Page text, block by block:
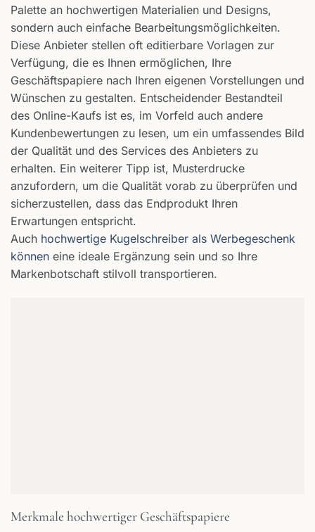
Palette an hochwertigen Materialien und Designs,
sondern auch einfache Bearbeitungsmöglichkeiten.
Diese Anbieter stellen oft editierbare Vorlagen zur
Verfügung, die es Ihnen ermöglichen, Ihre
Geschäftspapiere nach Ihren eigenen Vorstellungen und
Wünschen zu gestalten. Entscheidender Bestandteil
des Online-Kaufs ist es, im Vorfeld auch andere
Kundenbewertungen zu lesen, um ein umfassendes Bild
der Qualität und des Services des Anbieters zu
erhalten. Ein weiterer Tipp ist, Musterdrucke
anzufordern, um die Qualität vorab zu überprüfen und
sicherzustellen, dass das Endprodukt Ihren
Erwartungen entspricht.
Auch hochwertige Kugelschreiber als Werbegeschenk
können eine ideale Ergänzung sein und so Ihre
Markenbotschaft stilvoll transportieren.
Merkmale hochwertiger Geschäftspapiere